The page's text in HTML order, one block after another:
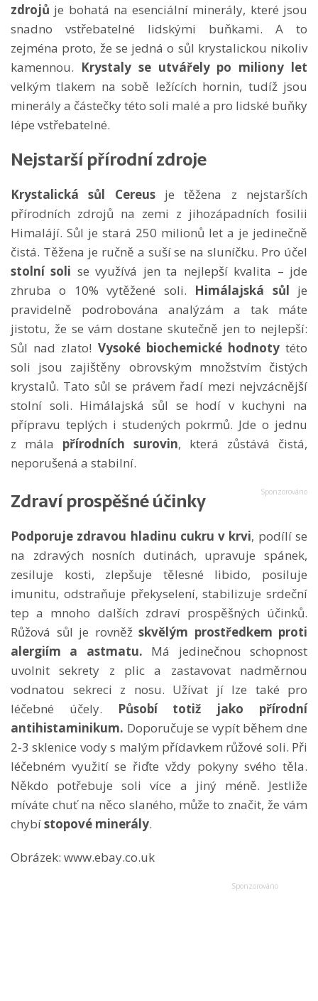
zdrojů je bohatá na esenciální minerály, které jsou
snadno vstřebatelné lidskými buňkami. A to
zejména proto, že se jedná o sůl krystalickou nikoliv
kamennou. Krystaly se utvářely po miliony let
velkým tlakem na sobě ležících hornin, tudíž jsou
minerály a částečky této soli malé a pro lidské buňky
lépe vstřebatelné.
Nejstarší přírodní zdroje
Krystalická sůl Cereusje těžena z nejstarších
přírodních zdrojů na zemi z jihozápadních fosilii
Himalájí. Sůl je stará 250 milionů let a je jedinečně
čistá. Těžena je ručně a suší se na sluníčku. Pro účel
stolní soli se využívá jen ta nejlepší kvalita – jde
zhruba o 10% vytěžené soli. Himálajská sůl je
pravidelně podrobována analýzám a tak máte
jistotu, že se vám dostane skutečně jen to nejlepší:
Sůl nad zlato! Vysoké biochemické hodnotytéto
soli jsou zajištěny obrovským množstvím čistých
krystalů. Tato sůl se právem řadí mezi nejvzácnější
stolní soli. Himálajská sůl se hodí v kuchyni na
přípravu teplých i studených pokrmů. Jde o jednu
z mála přírodních surovin, která zůstává čistá,
neporušená a stabilní.
Zdraví prospěšné účinky
Podporuje zdravou hladinu cukru v krvi, podílí se
na zdravých nosních dutinách, upravuje spánek,
zesiluje kosti, zlepšuje tělesné libido, posiluje
imunitu, odstraňuje překyselení, stabilizuje srdeční
tep a mnoho dalších zdraví prospěšných účinků.
Růžová sůl je rovněž skvělým prostředkem proti
alergiím a astmatu. Má jedinečnou schopnost
uvolnit sekrety z plic a zastavovat nadměrnou
vodnatou sekreci z nosu. Užívat jí lze také pro
léčebné účely.
Působí totiž jako přírodní
antihistaminikum. Doporučuje se vypít během dne
2-3 sklenice vody s malým přídavkem růžové soli. Při
léčebném využití se řiďte vždy pokyny svého těla.
Někdo potřebuje soli více a jiný méně. Jestliže
míváte chuť na něco slaného, může to značit, že vám
chybístopové minerály.
Obrázek: www.ebay.co.uk